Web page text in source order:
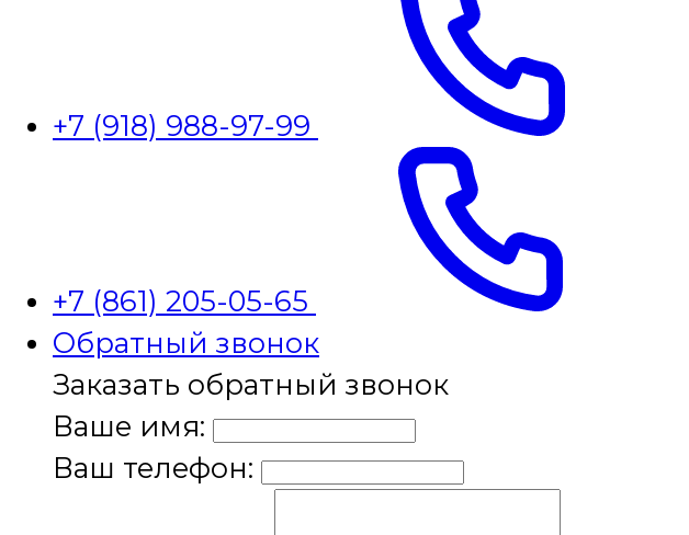
+7 (918) 988-97-99
+7 (861) 205-05-65
Обратный звонок
Заказать обратный звонок
Ваше имя:
Ваш телефон: